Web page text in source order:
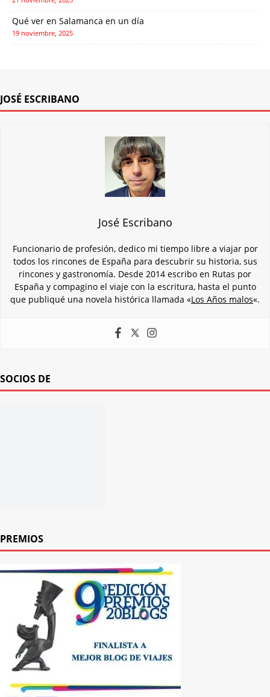
Qué ver en Salamanca en un día
19 noviembre, 2025
JOSÉ ESCRIBANO
José Escribano
Funcionario de profesión, dedico mi tiempo libre a viajar por
todos los rincones de España para descubrir su historia, sus
rincones y gastronomía. Desde 2014 escribo en Rutas por
España y compagino el viaje con la escritura, hasta el punto
que publiqué una novela histórica llamada «Los Años malos«.
SOCIOS DE
PREMIOS